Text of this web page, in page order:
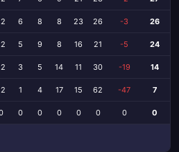
6 8 8 23 26 -3 26
5 9 8 16 21 -5 24
3 5 14 11 30 -19 14
1 4 17 15 62 -47 7
0 0 0 0 0 0 0